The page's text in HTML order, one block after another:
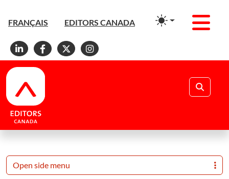
FRANÇAIS EDITORS CANADA
Linkedin
Facebook
X Instagram
Open side menu